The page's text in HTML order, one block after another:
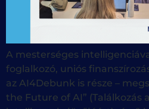
A mesterséges
foglalkozó, uniós
az AI4Debunk is része –
the Future of AI” (Találkozás